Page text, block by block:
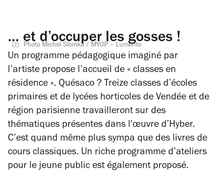
… et d’occuper les gosses !
Photo Michel Slomka / MYOP – Lumento
Un programme pédagogique imaginé par
l’artiste propose l’accueil de « classes en
résidence ». Quésaco ? Treize classes d’écoles
primaires et de lycées horticoles de Vendée et de
région parisienne travailleront sur des
thématiques présentes dans l'œuvre d’Hyber.
C’est quand même plus sympa que des livres de
cours classiques. Un riche programme d’ateliers
pour le jeune public est également proposé.